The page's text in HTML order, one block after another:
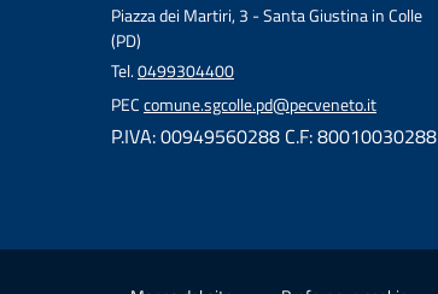
Piazza dei Martiri, 3 - Santa Giustina in Colle
(PD)
Tel.0499304400
PECcomune.sgcolle.pd@pecveneto.it
P.IVA: 00949560288 C.F: 80010030288